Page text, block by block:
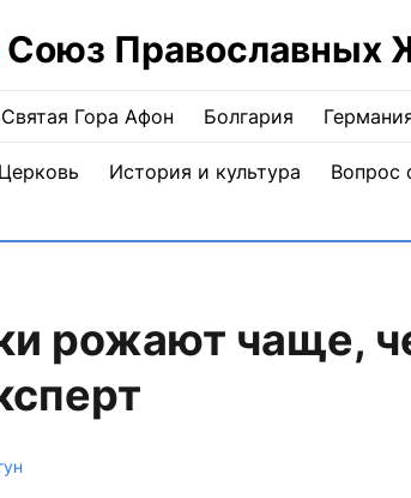
Союз Православных
Святая Гора Афон Болгария
История и культура Вопрос
рожают чаще,